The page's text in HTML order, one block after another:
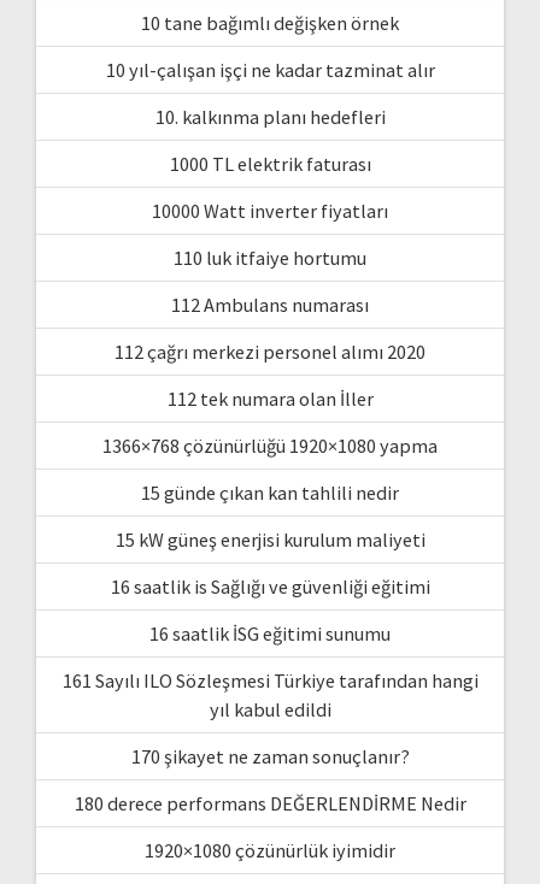
10 tane bağımlı değişken örnek
10 yıl-çalışan işçi ne kadar tazminat alır
10. kalkınma planı hedefleri
1000 TL elektrik faturası
10000 Watt inverter fiyatları
110 luk itfaiye hortumu
112 Ambulans numarası
112 çağrı merkezi personel alımı 2020
112 tek numara olan İller
1366×768 çözünürlüğü 1920×1080 yapma
15 günde çıkan kan tahlili nedir
15 kW güneş enerjisi kurulum maliyeti
16 saatlik is Sağlığı ve güvenliği eğitimi
16 saatlik İSG eğitimi sunumu
161 Sayılı ILO Sözleşmesi Türkiye tarafından hangi
yıl kabul edildi
170 şikayet ne zaman sonuçlanır?
180 derece performans DEĞERLENDİRME Nedir
1920×1080 çözünürlük iyimidir